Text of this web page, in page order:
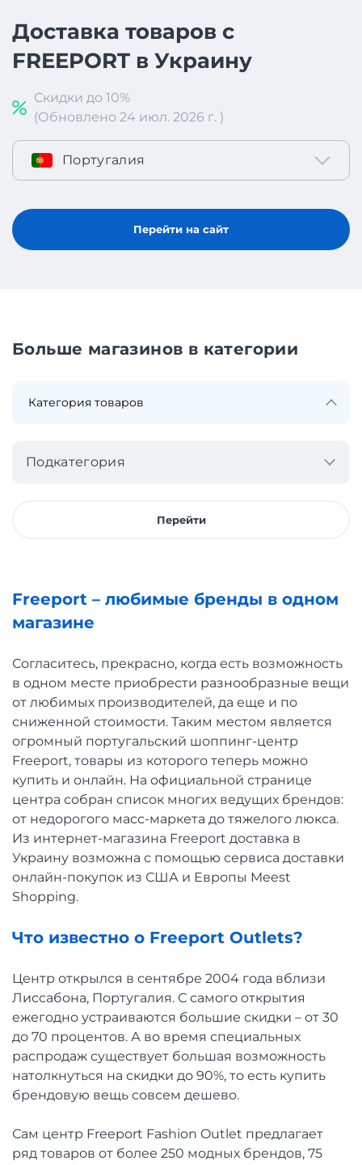
Доставка товаров с
FREEPORT в Украину
Скидки до 10%
(Обновлено 24 июл. 2026 г. )
Португалия
Перейти на сайт
Больше магазинов в категории
Подкатегория
Перейти
Freeport – любимые бренды в одном
магазине
Согласитесь, прекрасно, когда есть возможность
в одном месте приобрести разнообразные вещи
от любимых производителей, да еще и по
сниженной стоимости. Таким местом является
огромный португальский шоппинг-центр
Freeport, товары из которого теперь можно
купить и онлайн. На официальной странице
центра собран список многих ведущих брендов:
от недорогого масс-маркета до тяжелого люкса.
Из интернет-магазина Freeport доставка в
Украину возможна с помощью сервиса доставки
онлайн-покупок из США и Европы Meest
Shopping.
Что известно о Freeport Outlets?
Центр открылся в сентябре 2004 года вблизи
Лиссабона, Португалия. С самого открытия
ежегодно устраиваются большие скидки – от 30
до 70 процентов. А во время специальных
распродаж существует большая возможность
натолкнуться на скидки до 90%, то есть купить
брендовую вещь совсем дешево.
Сам центр Freeport Fashion Outlet предлагает
ряд товаров от более 250 модных брендов, 75